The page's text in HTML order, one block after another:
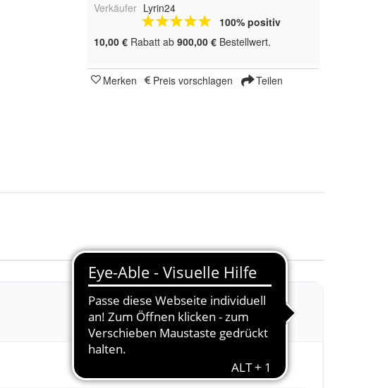
Verkäufer Lyrin24
100% positiv
10,00 € Rabatt ab 900,00 € Bestellwert.
Merken Preis vorschlagen Teilen